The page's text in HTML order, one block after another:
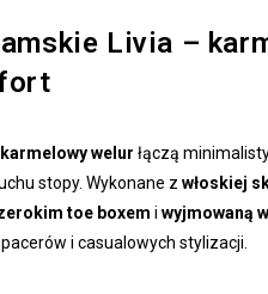
Livia –
welur łączą
stopy. Wykonane z włoskiej
toe boxem i wyjmowaną
i casualowych stylizacji.